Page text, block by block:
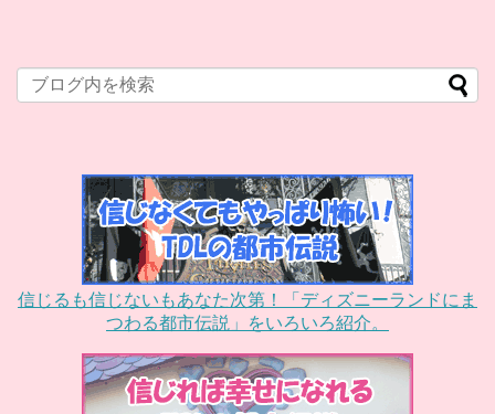
信じるも信じないもあなた次第！「ディズニーランドにま
つわる都市伝説」をいろいろ紹介。